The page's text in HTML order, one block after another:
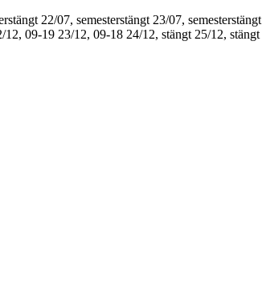
22/07, semesterstängt 23/07, semesterstängt
12, 09-19 23/12, 09-18 24/12, stängt 25/12, stängt